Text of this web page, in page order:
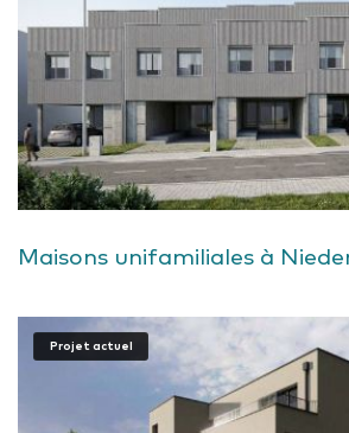
Maisons unifamiliales à
Projet actuel